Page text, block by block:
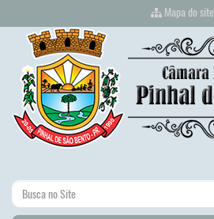
Mapa do site